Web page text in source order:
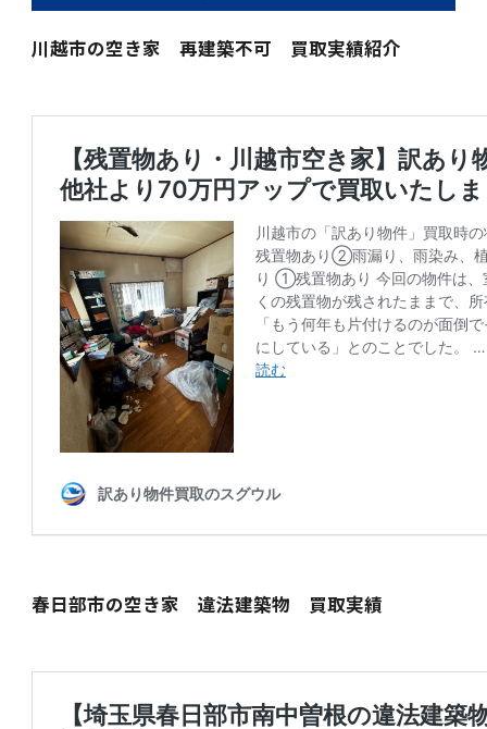
川越市の空き家 再建築不可 買取実績紹介
春日部市の空き家 違法建築物 買取実績